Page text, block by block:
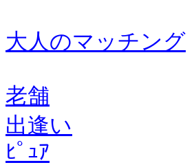
大人のマッチング
老舗
出逢い
ﾋﾟｭｱ